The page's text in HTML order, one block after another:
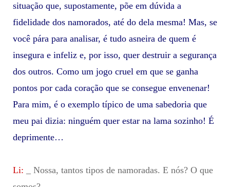
situação que, supostamente, põe em dúvida a
fidelidade dos namorados, até do dela mesma! Mas, se
você pára para analisar, é tudo asneira de quem é
insegura e infeliz e, por isso, quer destruir a segurança
dos outros. Como um jogo cruel em que se ganha
pontos por cada coração que se consegue envenenar!
Para mim, é o exemplo típico de uma sabedoria que
meu pai dizia: ninguém quer estar na lama sozinho! É
deprimente…
Li: _ Nossa, tantos tipos de namoradas. E nós? O que